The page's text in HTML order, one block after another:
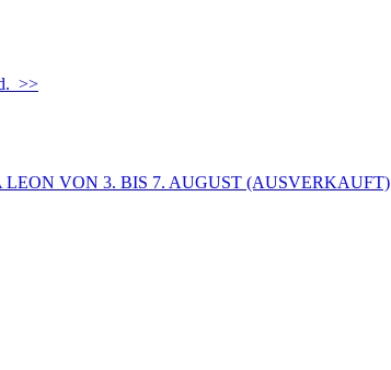
>>
VON 3. BIS 7. AUGUST (AUSVERKAUFT)